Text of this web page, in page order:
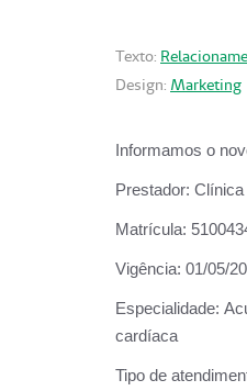
Texto:
Design: Marketing
Informamos o
Prestador: Clínica
Matrícula:
Vigência: 01/05/
Especialidade:
cardíaca
Tipo de